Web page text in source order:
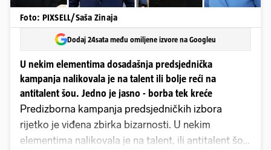
Foto: PIXSELL/Saša Zinaja
Dodaj 24sata među omiljene izvore na Googleu
U nekim elementima dosadašnja predsjednička
kampanja nalikovala je na talent ili bolje reći na
antitalent šou. Jedno je jasno - borba tek kreće
Predizborna kampanja predsjedničkih izbora
rijetko je viđena zbirka bizarnosti. U nekim
elementima nalikovala je na talent, ili antitalent šou.